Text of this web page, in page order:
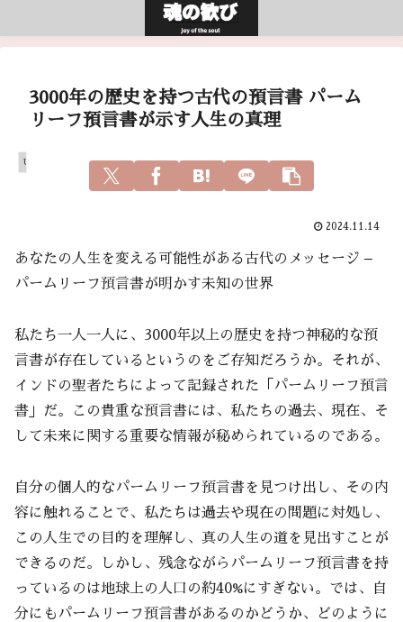
3000年の歴史を持つ古代の預言書 パーム
リーフ預言書が示す人生の真理
Uncategorized
2024.11.14
あなたの人生を変える可能性がある古代のメッセージ –
パームリーフ預言書が明かす未知の世界
私たち一人一人に、3000年以上の歴史を持つ神秘的な預
言書が存在しているというのをご存知だろうか。それが、
インドの聖者たちによって記録された「パームリーフ預言
書」だ。この貴重な預言書には、私たちの過去、現在、そ
して未来に関する重要な情報が秘められているのである。
自分の個人的なパームリーフ預言書を見つけ出し、その内
容に触れることで、私たちは過去や現在の問題に対処し、
この人生での目的を理解し、真の人生の道を見出すことが
できるのだ。しかし、残念ながらパームリーフ預言書を持
っているのは地球上の人口の約40%にすぎない。では、自
分にもパームリーフ預言書があるのかどうか、どのように